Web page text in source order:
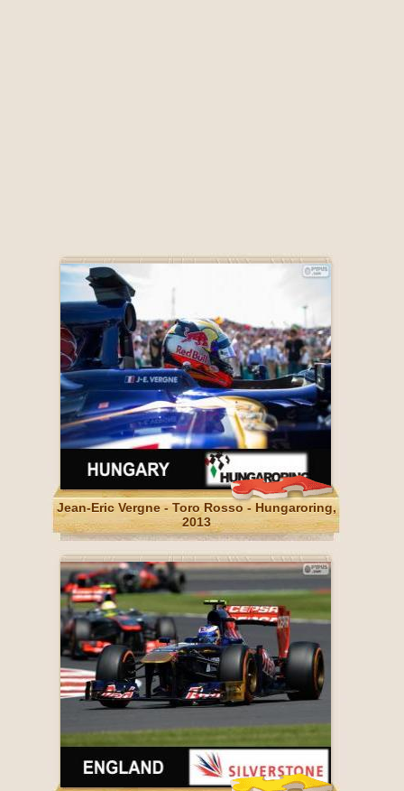
Jean-Eric Vergne - Toro Rosso - Hungaroring,
2013